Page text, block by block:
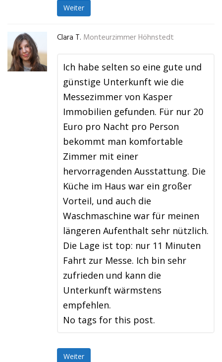
Weiter
Clara T. Monteurzimmer Höhnstedt
Ich habe selten so eine gute und
günstige Unterkunft wie die
Messezimmer von Kasper
Immobilien gefunden. Für nur 20
Euro pro Nacht pro Person
bekommt man komfortable
Zimmer mit einer
hervorragenden Ausstattung. Die
Küche im Haus war ein großer
Vorteil, und auch die
Waschmaschine war für meinen
längeren Aufenthalt sehr nützlich.
Die Lage ist top: nur 11 Minuten
Fahrt zur Messe. Ich bin sehr
zufrieden und kann die
Unterkunft wärmstens
empfehlen.
No tags for this post.
Weiter